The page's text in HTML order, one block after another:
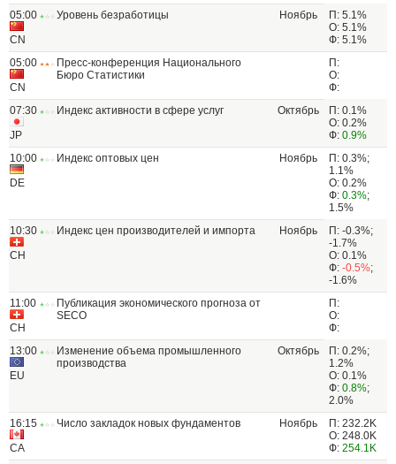
05:00
CN
Уровень безработицы Ноябрь
П: 5.1%
О: 5.1%
Ф: 5.1%
05:00
CN
Пресс-конференция Национального
Бюро Статистики
П:
О:
Ф:
07:30
JP
Индекс активности в сфере услуг Октябрь
П: 0.1%
О: 0.2%
Ф: 0.9%
10:00
DE
Индекс оптовых цен Ноябрь
П: 0.3%;
1.1%
О: 0.2%
Ф: 0.3%;
1.5%
10:30
CH
Индекс цен производителей и импорта Ноябрь
П: -0.3%;
-1.7%
О: 0.1%
Ф: -0.5%;
-1.6%
11:00
CH
Публикация экономического прогноза от
SECO
П:
О:
Ф:
13:00
EU
Изменение объема промышленного
производства
Октябрь
П: 0.2%;
1.2%
О: 0.1%
Ф: 0.8%;
2.0%
16:15
CA
Число закладок новых фундаментов Ноябрь
П: 232.2K
О: 248.0K
Ф: 254.1K